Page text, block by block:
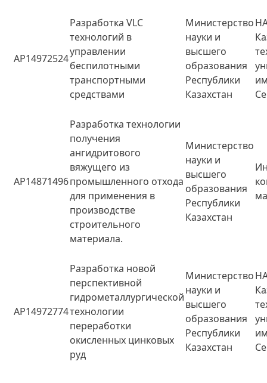
AP14972524
Разработка VLC
технологий в
управлении
беспилотными
транспортными
средствами
Министерство
науки и
высшего
образования
Республики
Казахстан
AP14871496
Разработка технологии
получения
ангидритового
вяжущего из
промышленного отхода
для применения в
производстве
строительного
материала.
Министерство
науки и
высшего
образования
Республики
Казахстан
AP14972774
Разработка новой
перспективной
гидрометаллургической
технологии
переработки
окисленных цинковых
руд
Министерство
науки и
высшего
образования
Республики
Казахстан